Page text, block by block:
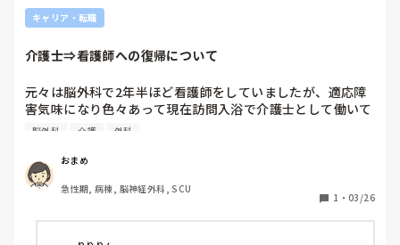
看護師は介護と同等だと思っているのではないかとさえ思っ
てしまうし、管理者も問題解決する努力（指導など）は全く
いため、しわ寄せはこちらに来る。
介護スタッフも実務者研修止まりの人たちばかりなのです
ないものですか？一応、他での経験がある人を採用している
のですが…。
キャリア・転職
介護士⇒看護師への復帰について
元々は脳外科で2年半ほど看護師をしていましたが、適応障
害気味になり色々あって現在訪問入浴で介護士として働いて
います。
仕事自体はとても楽しいのですが、やはり給与面から看護師
に復帰した方がいいのか…と悩んでいます。今の職場で看護
師に戻ることもできるみたいです。
い「戻ったところでまた役立たずと言われてしまうのではな
脳外科 介護 外科
おまめ
急性期, 病棟, 脳神経外科, SCU
1 ・ 03/26